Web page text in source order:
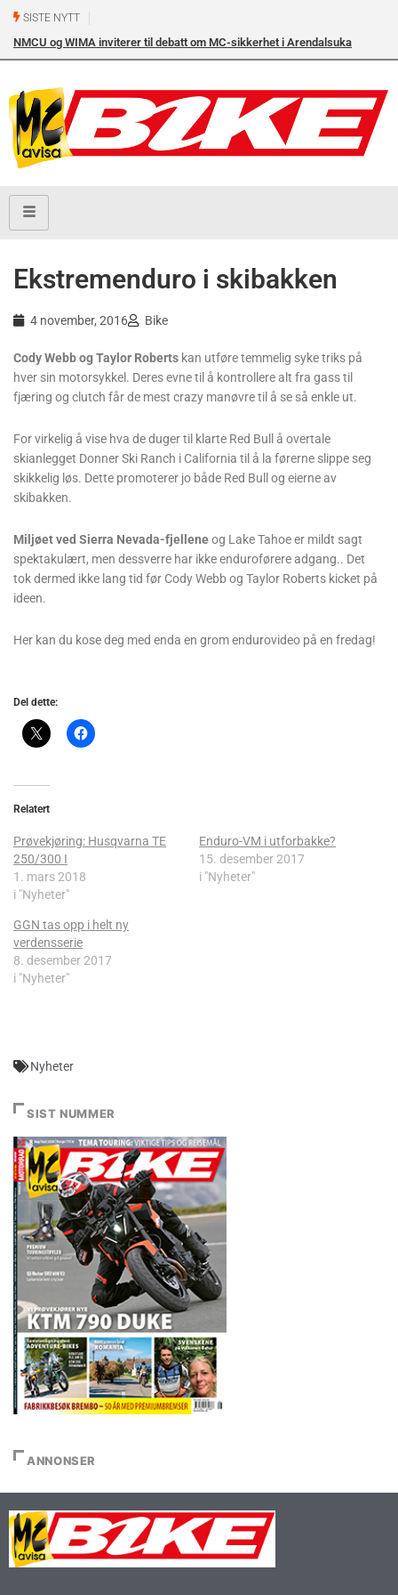
SISTE NYTT
NMCU og WIMA inviterer til debatt om MC-sikkerhet i Arendalsuka
Ekstremenduro i skibakken
4 november, 2016 Bike
Cody Webb og Taylor Roberts kan utføre temmelig syke triks på
hver sin motorsykkel. Deres evne til å kontrollere alt fra gass til
fjæring og clutch får de mest crazy manøvre til å se så enkle ut.
For virkelig å vise hva de duger til klarte Red Bull å overtale
skianlegget Donner Ski Ranch i California til å la førerne slippe seg
skikkelig løs. Dette promoterer jo både Red Bull og eierne av
skibakken.
Miljøet ved Sierra Nevada-fjelleneog Lake Tahoe er mildt sagt
spektakulært, men dessverre har ikke enduroførere adgang.. Det
tok dermed ikke lang tid før Cody Webb og Taylor Roberts kicket på
ideen.
Her kan du kose deg med enda en grom endurovideo på en fredag!
Del dette:
Relatert
Prøvekjøring: Husqvarna TE
250/300 I
1. mars 2018
i "Nyheter"
Enduro-VM i utforbakke?
15. desember 2017
i "Nyheter"
GGN tas opp i helt ny
verdensserie
8. desember 2017
i "Nyheter"
Nyheter
SIST NUMMER
ANNONSER